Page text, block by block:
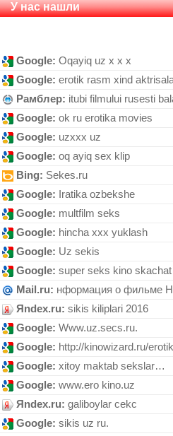
У нас нашли
Google: Оqауiq uz х х х
Google: erotik rasm xind
Рамблер: itubi filmului rusesti
Google: ok ru erotika movies
Google: uzxxx uz
Google: oq аyiq sеx klip
Bing: Sеkеs.ru
Google: Iratika ozbekshe
Google: multfilm seks
Google: hincha xxx yuklash
Google: Uz sekis
Google: super seks kino skachat
Mail.ru: нформация о фильме
Яndex.ru: sikis kiliplari 2016
Google: Www.uz.sесs.ru.
Google: http://kinowizard.ru/
Google: xitoy maktab sekslar…
Google: www.ero kino.uz
Яndex.ru: galiboylar cekc
Google: sikis uz ru.